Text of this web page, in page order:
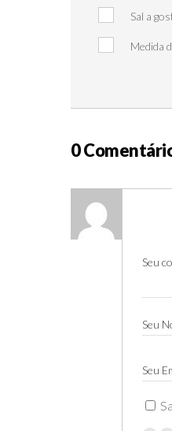
Sal a
Medida
0
Seu
Seu
Seu